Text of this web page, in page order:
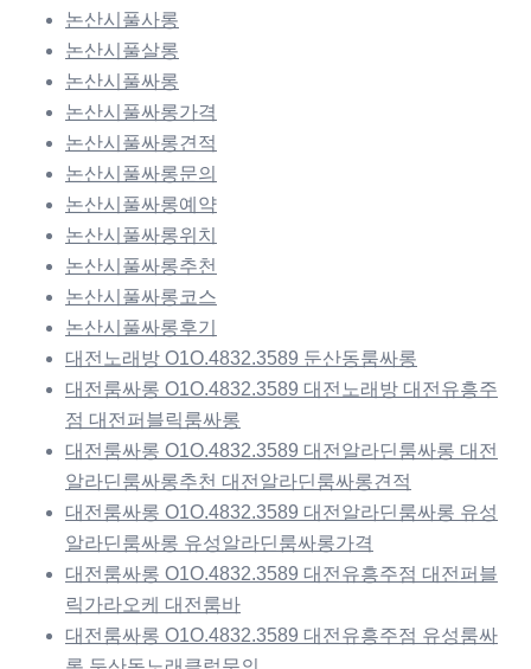
논산시풀사롱
논산시풀살롱
논산시풀싸롱
논산시풀싸롱가격
논산시풀싸롱견적
논산시풀싸롱문의
논산시풀싸롱예약
논산시풀싸롱위치
논산시풀싸롱추천
논산시풀싸롱코스
논산시풀싸롱후기
대전노래방 O1O.4832.3589 둔산동룸싸롱
대전룸싸롱 O1O.4832.3589 대전노래방 대전유흥주
점 대전퍼블릭룸싸롱
대전룸싸롱 O1O.4832.3589 대전알라딘룸싸롱 대전
알라딘룸싸롱추천 대전알라딘룸싸롱견적
대전룸싸롱 O1O.4832.3589 대전알라딘룸싸롱 유성
알라딘룸싸롱 유성알라딘룸싸롱가격
대전룸싸롱 O1O.4832.3589 대전유흥주점 대전퍼블
릭가라오케 대전룸바
대전룸싸롱 O1O.4832.3589 대전유흥주점 유성룸싸